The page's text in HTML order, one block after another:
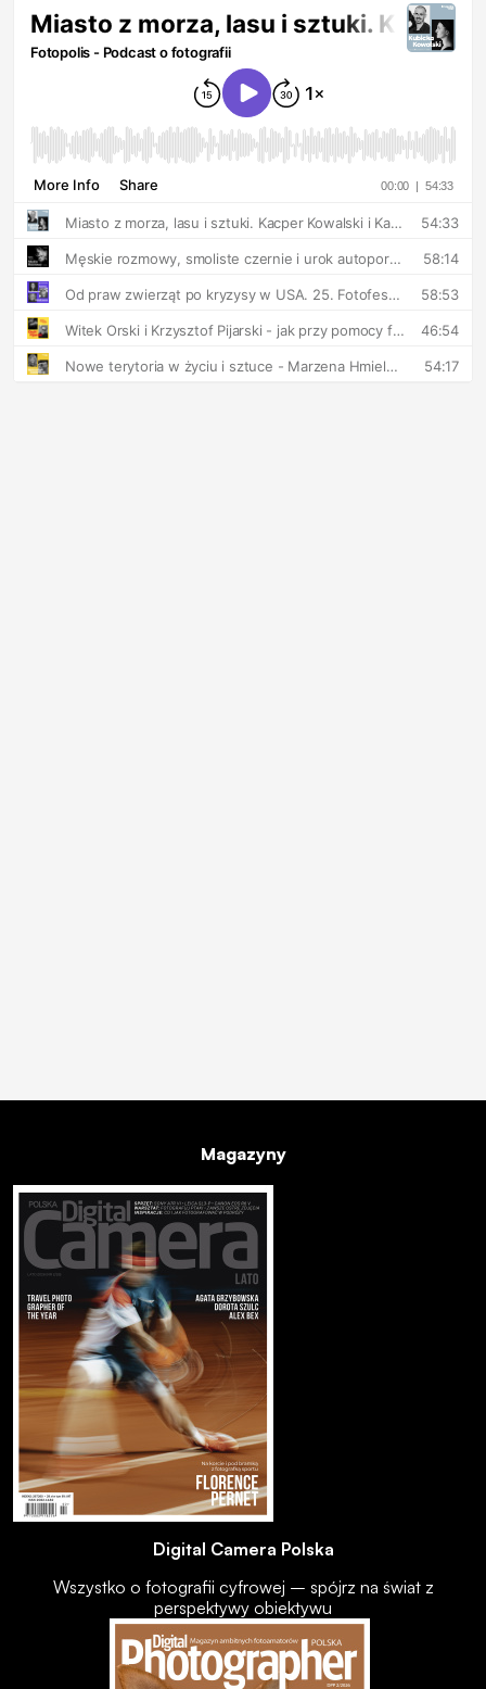
Magazyny
Digital Camera Polska
Wszystko o fotografii cyfrowej – spójrz na świat z
perspektywy obiektywu